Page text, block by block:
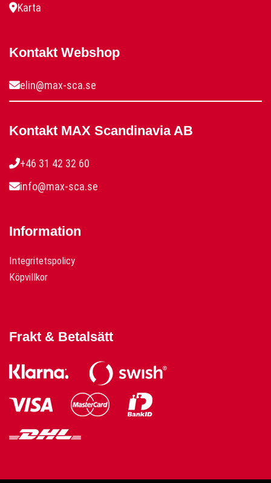
Karta
Kontakt Webshop
elin@max-sca.se
Kontakt MAX Scandinavia AB
+46 31 42 32 60
info@max-sca.se
Information
Integritetspolicy
Köpvillkor
Frakt & Betalsätt